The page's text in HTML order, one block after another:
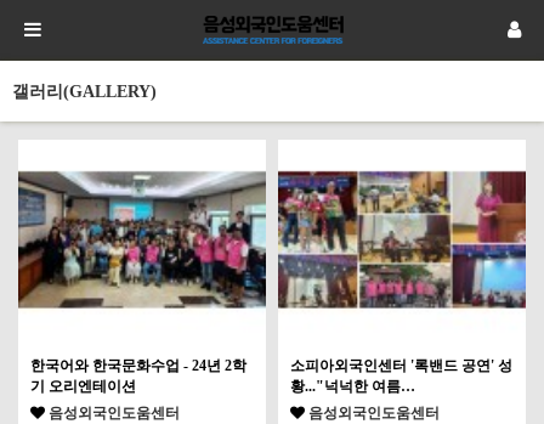
갤러리(GALLERY)
한국어와 한국문화수업 - 24년 2학
기 오리엔테이션
음성외국인도움센터
소피아외국인센터 '록밴드 공연' 성
황..."넉넉한 여름…
음성외국인도움센터